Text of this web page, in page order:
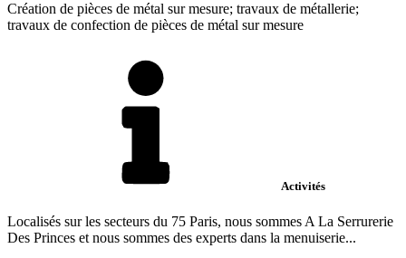
Création de pièces de métal sur mesure; travaux de métallerie;
travaux de confection de pièces de métal sur mesure
Activités
Localisés sur les secteurs du 75 Paris, nous sommes A La Serrurerie
Des Princes et nous sommes des experts dans la menuiserie...